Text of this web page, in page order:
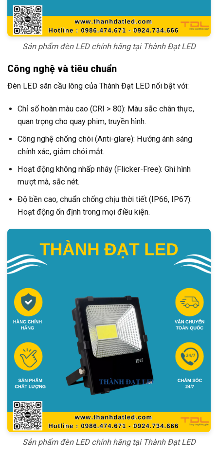
Sản phẩm đèn LED chính hãng tại Thành Đạt LED
Công nghệ và tiêu chuẩn
Đèn LED sân cầu lông của Thành Đạt LED nổi bật với:
Chỉ số hoàn màu cao (CRI > 80): Màu sắc chân thực,
quan trọng cho quay phim, truyền hình.
Công nghệ chống chói (Anti-glare): Hướng ánh sáng
chính xác, giảm chói mắt.
Hoạt động không nhấp nháy (Flicker-Free): Ghi hình
mượt mà, sắc nét.
Độ bền cao, chuẩn chống chịu thời tiết (IP66, IP67):
Hoạt động ổn định trong mọi điều kiện.
Sản phẩm đèn LED chính hãng tại Thành Đạt LED